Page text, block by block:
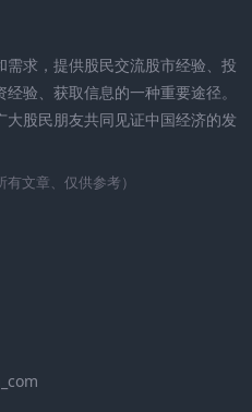
求，提供股民交流股市经验、投
验、获取信息的一种重要途径。
股民朋友共同见证中国经济的发
有文章、仅供参考）